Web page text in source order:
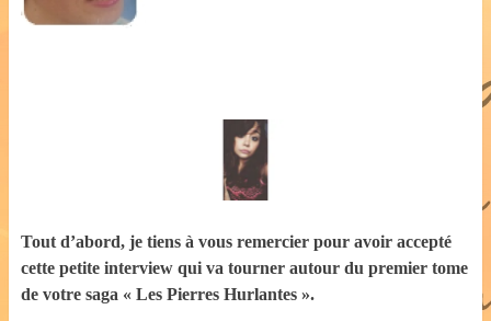
Tout d’abord, je tiens à vous remercier pour avoir accepté
cette petite interview qui va tourner autour du premier tome
de votre saga « Les Pierres Hurlantes ».